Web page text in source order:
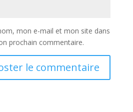
mon e-mail et mon site dans
prochain commentaire.